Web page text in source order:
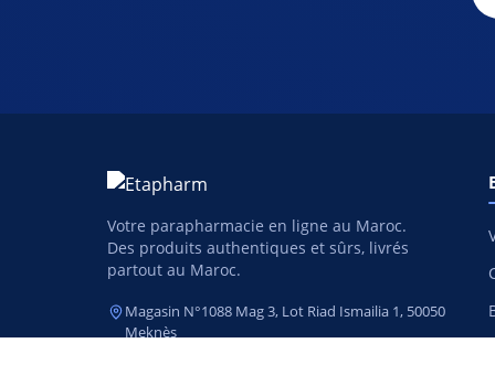
Votre parapharmacie en ligne au Maroc.
Des produits authentiques et sûrs, livrés
partout au Maroc.
Magasin N°1088 Mag 3, Lot Riad Ismailia 1, 50050
Meknès